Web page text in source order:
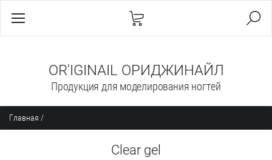
OR'IGINAIL ОРИДЖИНАЙЛ
Продукция для моделирования ногтей
Главная /
Clear gel